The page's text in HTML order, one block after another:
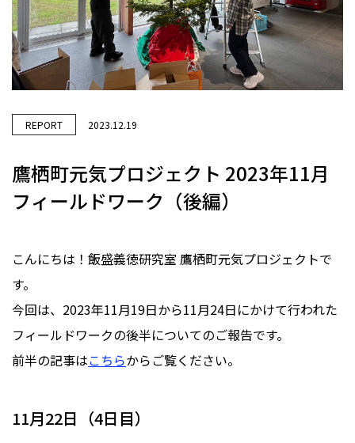
REPORT 2023.12.19
鷹栖町元気プロジェクト 2023年11月
フィールドワーク（後編）
こんにちは！飯盛義徳研究室 鷹栖町元気プロジェクトで
す。
今回は、2023年11月19日から11月24日にかけて行われた
フィールドワークの後半についてのご報告です。
前半の記事はこちらからご覧ください。
11月22日（4日目）